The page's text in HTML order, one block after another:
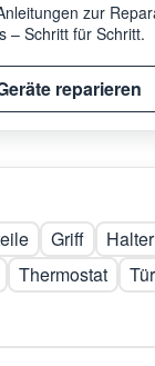
zur
– Schritt für Schritt.
reparieren
Griff
Thermostat Tür